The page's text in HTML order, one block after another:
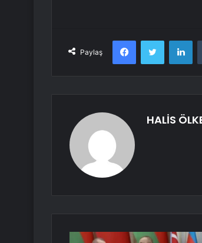
Paylaş
FacebookTwitter
HALİS